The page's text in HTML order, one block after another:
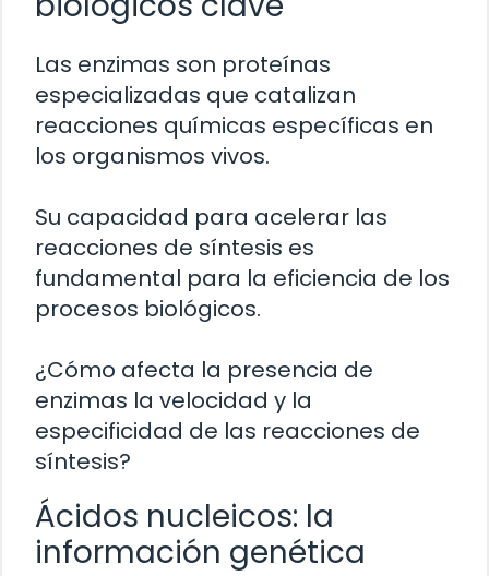
Las enzimas son proteínas
especializadas que catalizan
reacciones químicas específicas en
los organismos vivos.
Su capacidad para acelerar las
reacciones de síntesis es
fundamental para la eficiencia de los
procesos biológicos.
¿Cómo afecta la presencia de
enzimas la velocidad y la
especificidad de las reacciones de
síntesis?
Ácidos nucleicos: la
información genética